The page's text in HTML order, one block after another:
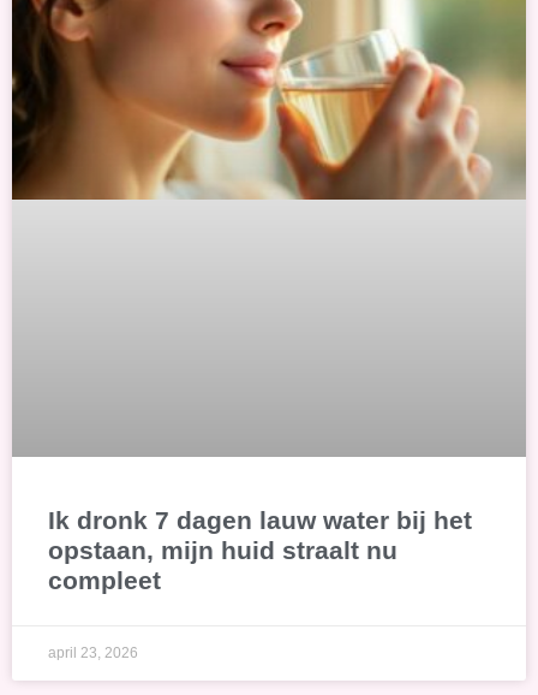
Ik dronk 7 dagen lauw water bij het
opstaan, mijn huid straalt nu
compleet
april 23, 2026